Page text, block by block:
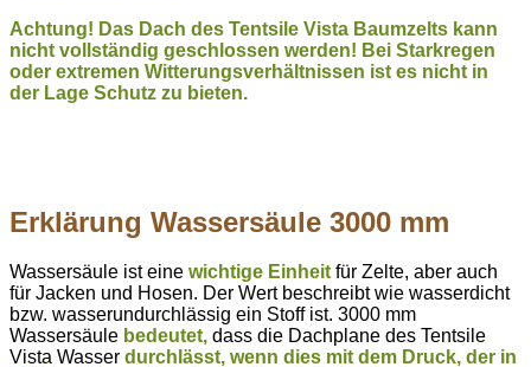
Achtung! Das Dach des Tentsile Vista Baumzelts kann
nicht vollständig geschlossen werden! Bei Starkregen
oder extremen Witterungsverhältnissen ist es nicht in
der Lage Schutz zu bieten.
Erklärung Wassersäule 3000 mm
Wassersäule ist eine wichtige Einheit für Zelte, aber auch
für Jacken und Hosen. Der Wert beschreibt wie wasserdicht
bzw. wasserundurchlässig ein Stoff ist. 3000 mm
Wassersäule bedeutet, dass die Dachplane des Tentsile
Vista Wasser durchlässt, wenn dies mit dem Druck, der in